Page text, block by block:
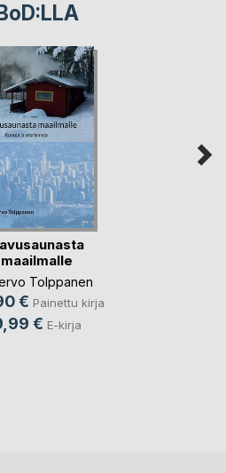
oD:LLA
maailmalle
Tolppanen
€ Painettu kirja
€ E-kirja